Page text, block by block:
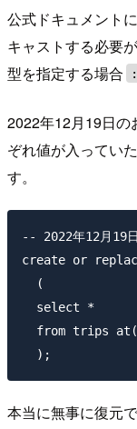
公式ドキュメント
キャストする必要
型を指定する場合
2022年12月19日の
ぞれ値が入ってい
す。
-- 2022年12月19
create or
  (
  select *
from trips
本当に無事に復元